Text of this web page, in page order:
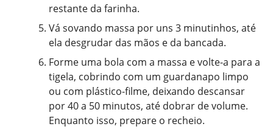
restante da farinha.
Vá sovando massa por uns 3 minutinhos, até
ela desgrudar das mãos e da bancada.
Forme uma bola com a massa e volte-a para a
tigela, cobrindo com um guardanapo limpo
ou com plástico-filme, deixando descansar
por 40 a 50 minutos, até dobrar de volume.
Enquanto isso, prepare o recheio.